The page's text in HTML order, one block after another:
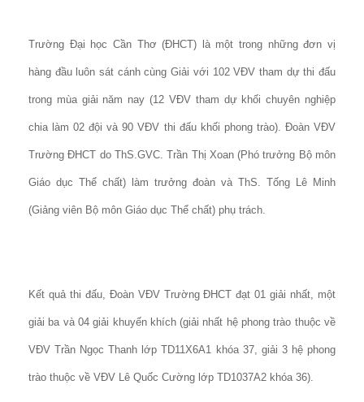
Trường Đại học Cần Thơ (ĐHCT) là một trong những đơn vị
hàng đầu luôn sát cánh cùng Giải với 102 VĐV tham dự thi đấu
trong mùa giải năm nay (12 VĐV tham dự khối chuyên nghiệp
chia làm 02 đội và 90 VĐV thi đấu khối phong trào). Đoàn VĐV
Trường ĐHCT do ThS.GVC. Trần Thị Xoan (Phó trưởng Bộ môn
Giáo dục Thể chất) làm trưởng đoàn và ThS. Tống Lê Minh
(Giảng viên Bộ môn Giáo dục Thể chất) phụ trách.
Kết quả thi đấu, Đoàn VĐV Trường ĐHCT đạt 01 giải nhất, một
giải ba và 04 giải khuyến khích (giải nhất hệ phong trào thuộc về
VĐV Trần Ngọc Thanh lớp TD11X6A1 khóa 37, giải 3 hệ phong
trào thuộc về VĐV Lê Quốc Cường lớp TD1037A2 khóa 36).